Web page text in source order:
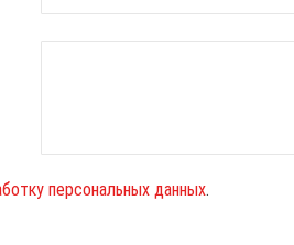
персональных данных.